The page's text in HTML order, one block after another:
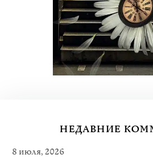
НЕДАВНИЕ
8 июля, 2026